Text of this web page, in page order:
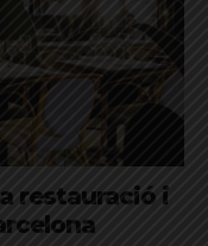
restauració i